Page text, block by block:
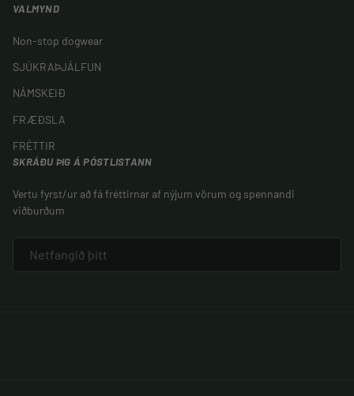
VALMYND
Non-stop dogwear
SJÚKRAÞJÁLFUN
NÁMSKEIÐ
FRÆÐSLA
FRÉTTIR
SKRÁÐU ÞIG Á PÓSTLISTANN
Vertu fyrst/ur að fá fréttirnar af nýjum vörum og spennandi
viðburðum